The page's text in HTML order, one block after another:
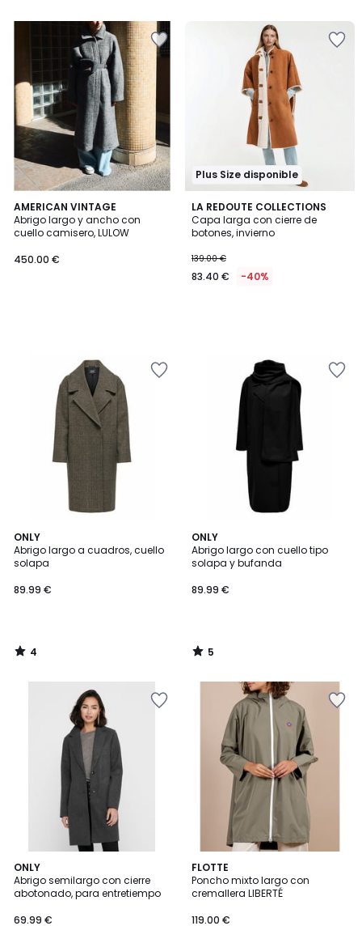
AMERICAN VINTAGE
Abrigo largo y ancho con
cuello camisero, LULOW
450.00 €
Plus Size disponible
LA REDOUTE COLLECTIONS
Capa larga con cierre de
botones, invierno
139.00 €
83.40 € -40%
ONLY
Abrigo largo a cuadros, cuello
solapa
89.99 €
4
/
5
4
/
ONLY
Abrigo largo con cuello tipo
solapa y bufanda
89.99 €
5
/
5
5
/
ONLY
Abrigo semilargo con cierre
abotonado, para entretiempo
69.99 €
FLOTTE
Poncho mixto largo con
cremallera LIBERTÉ
119.00 €
4
/
5
3
Colores